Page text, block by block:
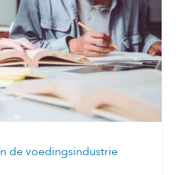
de voedingsindustrie